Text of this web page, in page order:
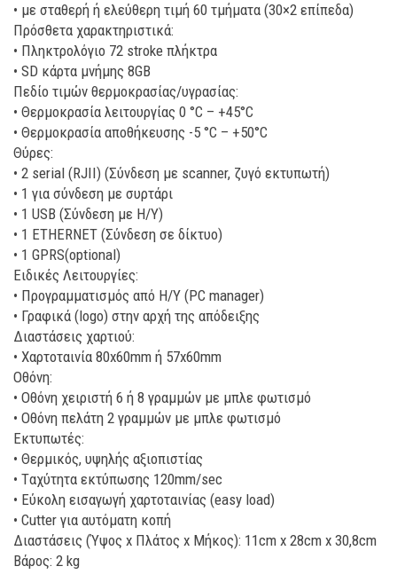
• με σταθερή ή ελεύθερη τιμή 60 τμήματα (30×2 επίπεδα)
Πρόσθετα χαρακτηριστικά:
• Πληκτρολόγιο 72 stroke πλήκτρα
• SD κάρτα μνήμης 8GB
Πεδίο τιμών θερμοκρασίας/υγρασίας:
• Θερμοκρασία λειτουργίας 0 °C – +45°C
• Θερμοκρασία αποθήκευσης -5 °C – +50°C
Θύρες:
• 2 serial (RJII) (Σύνδεση με scanner, ζυγό εκτυπωτή)
• 1 για σύνδεση με συρτάρι
• 1 USB (Σύνδεση με H/Y)
• 1 ETHERNET (Σύνδεση σε δίκτυο)
• 1 GPRS(optional)
Ειδικές Λειτουργίες:
• Προγραμματισμός από Η/Υ (PC manager)
• Γραφικά (logo) στην αρχή της απόδειξης
Διαστάσεις χαρτιού:
• Χαρτοταινία 80x60mm ή 57x60mm
Οθόνη:
• Οθόνη χειριστή 6 ή 8 γραμμών με μπλε φωτισμό
• Οθόνη πελάτη 2 γραμμών με μπλε φωτισμό
Εκτυπωτές:
• Θερμικός, υψηλής αξιοπιστίας
• Tαχύτητα εκτύπωσης 120mm/sec
• Εύκολη εισαγωγή χαρτοταινίας (easy load)
• Cutter για αυτόματη κοπή
Διαστάσεις (Ύψος x Πλάτος x Μήκος): 11cm x 28cm x 30,8cm
Βάρος: 2 kg